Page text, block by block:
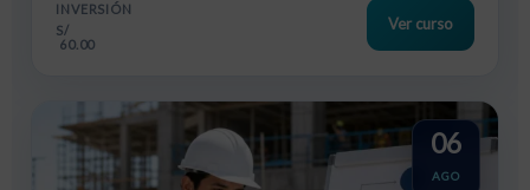
INVERSIÓN
S/
60.00
Ver curso
06
AGO